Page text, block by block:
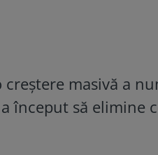
masivă a
început să elimine